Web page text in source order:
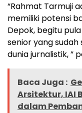
“Rahmat Tarmuji
memiliki potensi
Depok, begitu
senior yang
dunia jurnalistik, ”
Baca Juga :
Arsitektur, IAI
dalam